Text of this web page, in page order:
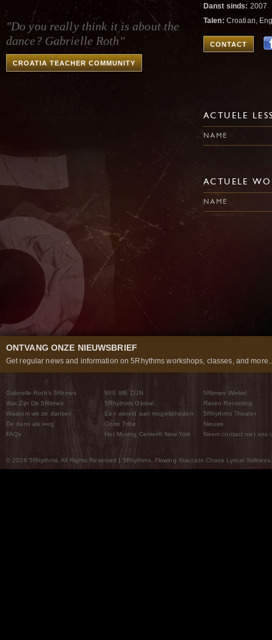
"Do you really think it is about the
dance? Gabrielle Roth"
CROATIA TEACHER COMMUNITY
Danst sinds: 2007
Talen: Croatian,
CONTACT
ACTUELE
NAME
ACTUELE
NAME
ONTVANG ONZE NIEUWSBRIEF
Get regular news and information on 5Rhythms workshops, classes, and
Gabrielle Roth’s 5Ritmes
Wat Zijn De 5Ritmes
Waarom we ze dansen
De dans als weg
FAQs
WIE WE ZIJN
5Rhythms Global
Een wereld aan mogelijkheden
Onze Tribe
Het Moving Center® New York
5Ritmes Winkel
Raven Recording
5Rhythms Theater
Nieuws
Neem contact met ons
© 2026 5Rhythms. All Rights Reserved | 5Rhythms, Flowing Staccato Chaos Lyrical